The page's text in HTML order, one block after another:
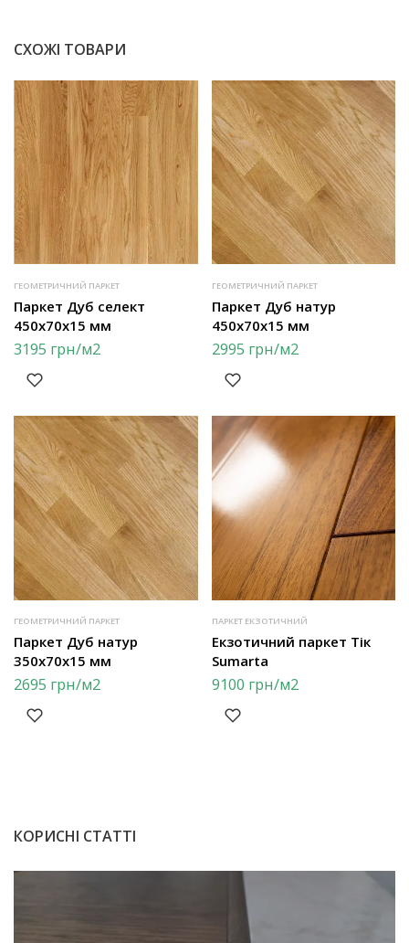
СХОЖІ ТОВАРИ
ГЕОМЕТРИЧНИЙ ПАРКЕТ
Паркет Дуб селект
450х70х15 мм
3195 грн/м2
ГЕОМЕТРИЧНИЙ ПАРКЕТ
Паркет Дуб натур
450х70х15 мм
2995 грн/м2
ГЕОМЕТРИЧНИЙ ПАРКЕТ
Паркет Дуб натур
350х70х15 мм
2695 грн/м2
ПАРКЕТ ЕКЗОТИЧНИЙ
Екзотичний паркет Тік
Sumarta
9100 грн/м2
КОРИСНІ СТАТТІ